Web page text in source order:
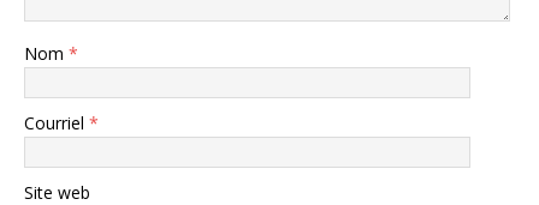
Nom *
Courriel *
Site web